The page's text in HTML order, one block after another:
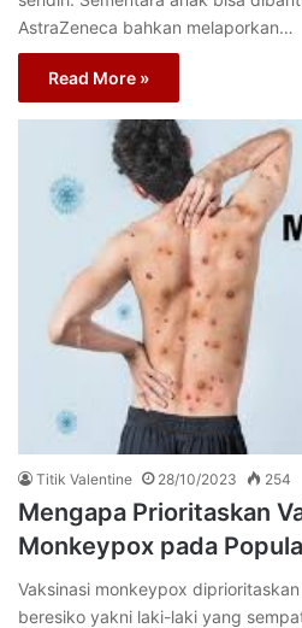
AstraZeneca bahkan melaporkan…
Read More »
Titik Valentine 28/10/2023 254
Mengapa Prioritaskan
Monkeypox pada
Vaksinasi monkeypox
beresiko yakni laki-laki yang